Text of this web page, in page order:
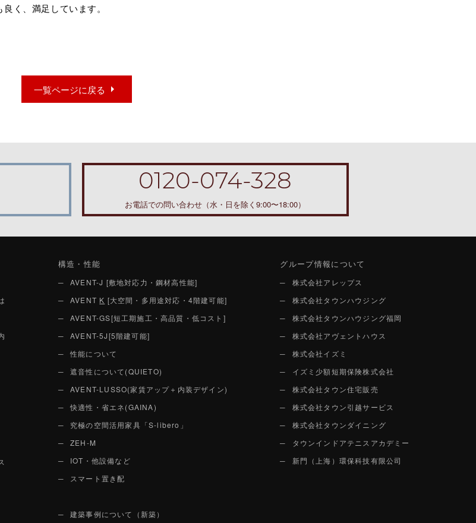
く、満足しています。
一覧ページに戻る arrow_right
0120-074-328
お電話での問い合わせ （水・日を除く9:00〜18:00）
構造・性能
AVENT-J [敷地対応力・鋼材高性能]
AVENT K [大空間・多用途対応・4階建可能]
AVENT-GS[短工期施工・高品質・低コスト]
AVENT-5J[5階建可能]
性能について
遮音性について(QUIETO)
AVENT-LUSSO(家賃アップ＋内装デザイン)
快適性・省エネ(GAINA)
究極の空間活用家具「S-libero」
ZEH-M
IOT・他設備など
スマート置き配
建築事例について（新築）
グループ情報について
株式会社アレップス
株式会社タウンハウジング
株式会社タウンハウジング福岡
株式会社アヴェントハウス
株式会社イズミ
イズミ少額短期保険株式会社
株式会社タウン住宅販売
株式会社タウン引越サービス
株式会社タウンダイニング
タウンインドアテニスアカデミー
新門（上海）環保科技有限公司